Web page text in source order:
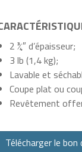
2 ¾″ d’épaisseur;
3 lb (1,4 kg);
Lavable et
Coupe plat ou
Revêtement
Télécharger le bon